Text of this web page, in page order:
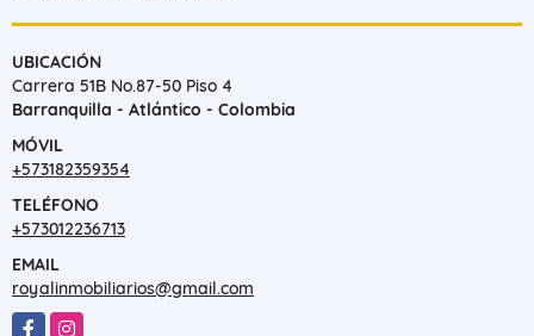
UBICACIÓN
Carrera 51B No.87-50 Piso 4
Barranquilla - Atlántico - Colombia
MÓVIL
+573182359354
TELÉFONO
+573012236713
EMAIL
royalinmobiliarios@gmail.com
FacebookInstagram